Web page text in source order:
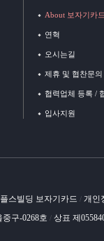
About 보자기카
연혁
오시는길
제휴 및 협찬문의
협력업체 등록 /
입사지원
스빌딩 보자기카드 / 개인
구-0268호 / 상표 제